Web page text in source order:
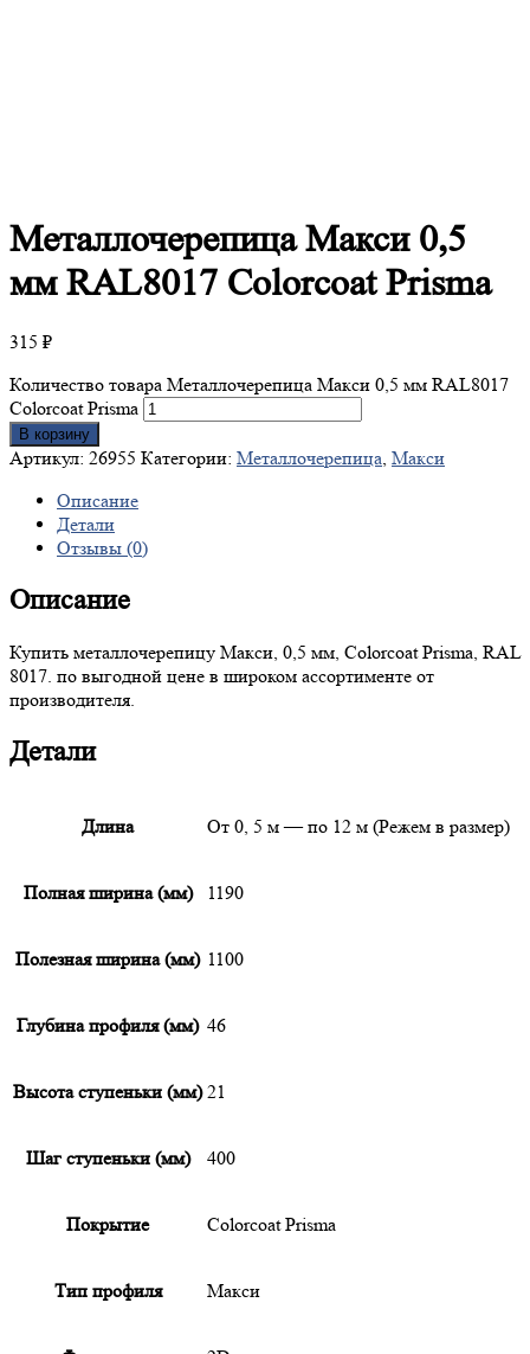
МеталлочерепицаМакси 0,5
мм RAL8017 Colorcoat Prisma
315 ₽
Количество товара Металлочерепица Макси 0,5 мм RAL8017
Colorcoat Prisma
В корзину
Артикул: 26955 Категории: Металлочерепица, Макси
Описание
Детали
Отзывы (0)
Описание
Купить металлочерепицу Макси, 0,5 мм, Colorcoat Prisma, RAL
8017. по выгодной цене в широком ассортименте от
производителя.
Детали
Длина От 0, 5 м — по 12 м (Режем в размер)
Полная ширина (мм) 1190
Полезная ширина (мм) 1100
Глубина профиля (мм) 46
Высота ступеньки (мм) 21
Шаг ступеньки (мм) 400
Покрытие Colorcoat Prisma
Тип профиля Макси